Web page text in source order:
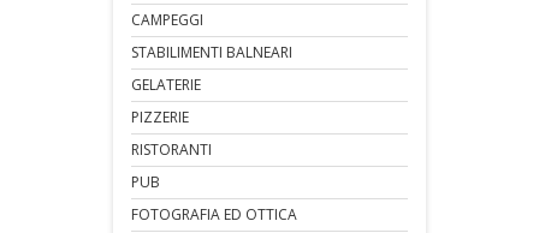
CAMPEGGI
STABILIMENTI BALNEARI
GELATERIE
PIZZERIE
RISTORANTI
PUB
FOTOGRAFIA ED OTTICA